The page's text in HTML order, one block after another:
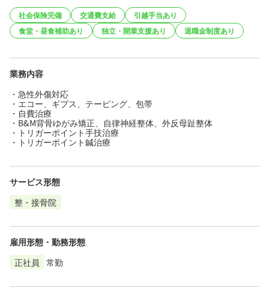
社会保険完備 交通費支給
引越手当あり
食堂・昼食補助あり
独立・開業支援あり 退職金制度あり
業務内容
・急性外傷対応
・エコー、ギプス、テーピング、包帯
・自費治療
・B&M背骨ゆがみ矯正、自律神経整体、外反母趾整体
・トリガーポイント手技治療
・トリガーポイント鍼治療
サービス形態
整・接骨院
雇用形態・勤務形態
正社員
常勤